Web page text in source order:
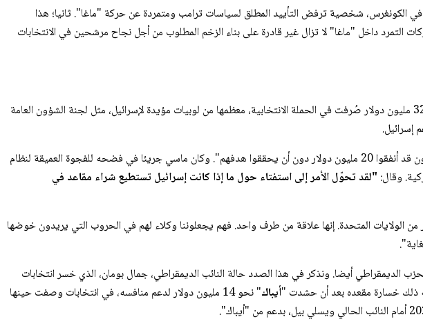
في الكونغرس، شخصية ترفض التأييد المطلق لسياسات ترامب ومتمردة عن حركة "ماغا". ثانيا؛ هذا
التمرد داخل "ماغا" لا تزال غير قادرة على بناء الزخم المطلوب من أجل نجاح مرشحين في الانتخابات
، بحيث قدرت تقارير إعلامية أن نحو 32 مليون دولار صُرفت في الحملة الانتخابية، معظمها من لوبيات مؤيدة لإسرائيل، مثل لجنة الشؤون العامة
وسبق لتوماس ماسي أن صرّح قبل يومين قائلا: "ما اكتشفوه هو أن مقعدي مكلف جدًا. وبانتهاء هذه الانتخابات يُرجح أنهم سيكونون قد أنفقوا 20 مليون دولار دون أن يحققوا هدفهم". وكان ماسي جريئا في فضحه للفجوة العميقة لنظام
وقال: "لقد تحوّل الأمر إلى استفتاء حول ما إذا كانت إسرائيل تستطيع شراء مقاعد في
الولايات المتحدة. إنها علاقة من طرف واحد. فهم يجعلوننا وكلاء لهم في الحروب التي يريدون خوضها
أيضا. ونذكر في هذا الصدد حالة النائب الديمقراطي، جمال بومان، الذي خسر انتخابات
أيباك
" نحو 14 مليون دولار لدعم منافسه، في انتخابات وصفت حينها